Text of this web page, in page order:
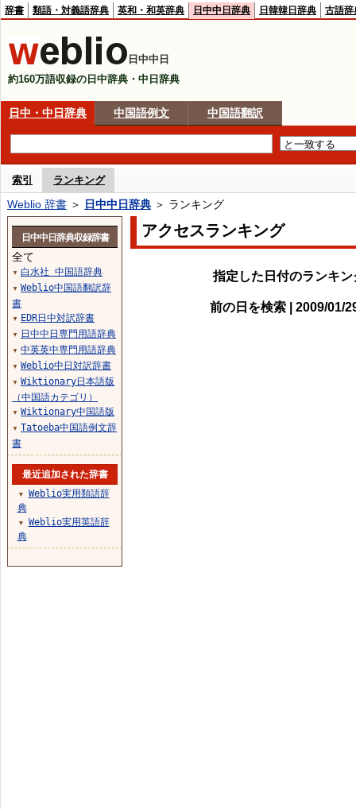
辞書 類語・対義語辞典 英和・和英辞典 日中中日辞典 日韓韓日辞典 古語辞
日中中日
約160万語収録の日中辞典・中日辞典
日中・中日辞典 中国語例文 中国語翻訳
索引 ランキング
Weblio 辞書 ＞ 日中中日辞典 ＞ ランキング
アクセスランキング
指定した日付のランキ
前の日を検索 | 2009/01/
日中中日辞典収録辞書
全て
▼ 白水社 中国語辞典
▼ Weblio中国語翻訳辞
書
▼ EDR日中対訳辞書
▼ 日中中日専門用語辞典
▼ 中英英中専門用語辞典
▼ Weblio中日対訳辞書
▼ Wiktionary日本語版
（中国語カテゴリ）
▼ Wiktionary中国語版
▼ Tatoeba中国語例文辞
書
最近追加された辞書
▼
Weblio実用類語辞
典
▼
Weblio実用英語辞
典